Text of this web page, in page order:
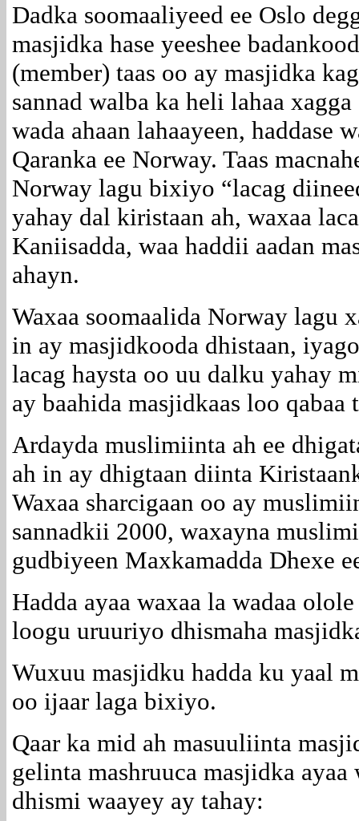
Dadka soomaaliyeed ee Oslo
masjidka hase yeeshee
(member) taas oo ay masjidka
sannad walba ka heli lahaa
wada ahaan lahaayeen, haddase
Qaranka ee Norway. Taas
Norway lagu bixiyo “lacag
yahay dal kiristaan ah, waxaa
Kaniisadda, waa haddii aadan
ahayn.
Waxaa soomaalida Norway lagu
in ay masjidkooda dhistaan,
lacag haysta oo uu dalku yahay
ay baahida masjidkaas loo
Ardayda muslimiinta ah ee
ah in ay dhigtaan diinta
Waxaa sharcigaan oo ay
sannadkii 2000, waxayna
gudbiyeen Maxkamadda Dhexe
Hadda ayaa waxaa la wadaa
loogu uruuriyo dhismaha
Wuxuu masjidku hadda ku yaal
oo ijaar laga bixiyo.
Qaar ka mid ah masuuliinta
gelinta mashruuca masjidka
dhismi waayey ay tahay: